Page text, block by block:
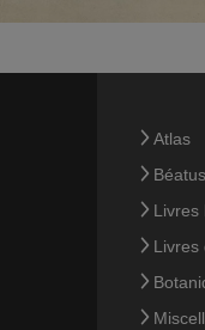
Atlas
Livres
Livres